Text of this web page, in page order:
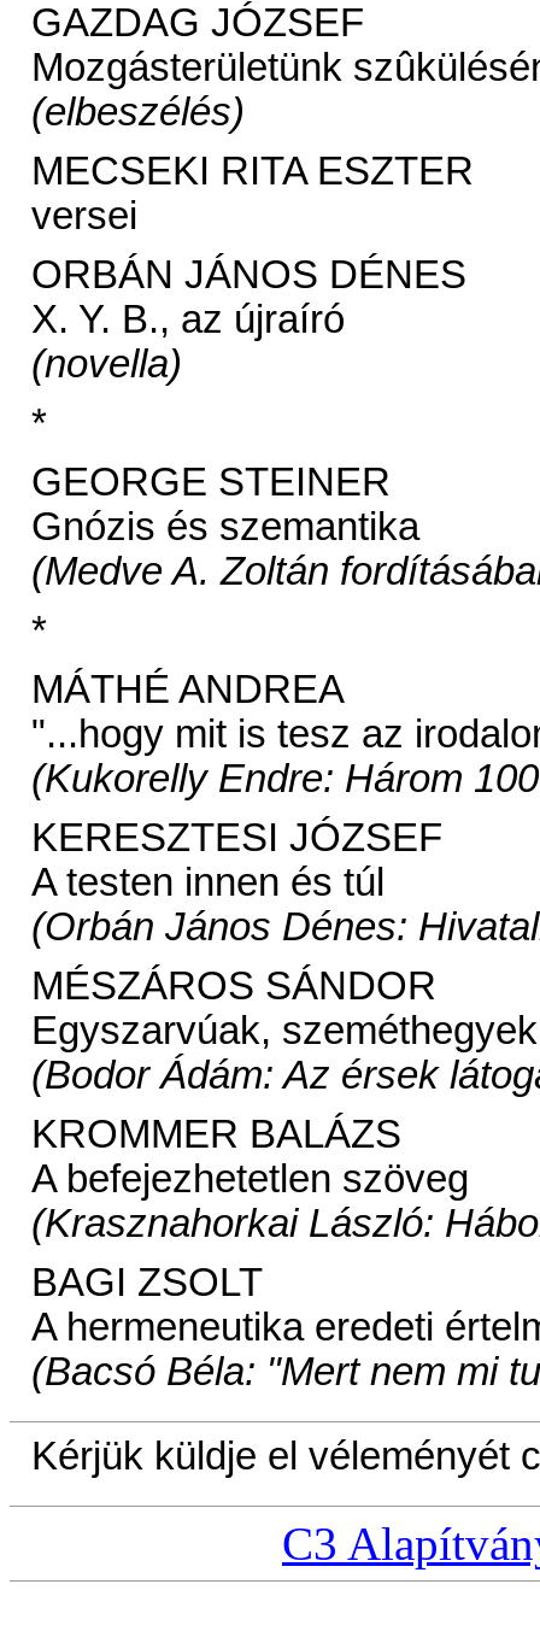
GAZDAG JÓZSEF
Mozgásterületünk
(elbeszélés)
MECSEKI RITA ESZTER
versei
ORBÁN JÁNOS DÉNES
X. Y. B., az újraíró
(novella)
*
GEORGE STEINER
Gnózis és szemantika
(Medve A. Zoltán
*
MÁTHÉ ANDREA
"...hogy mit is tesz az
(Kukorelly Endre: Három
KERESZTESI JÓZSEF
A testen innen és túl
(Orbán János Dénes:
MÉSZÁROS SÁNDOR
Egyszarvúak,
(Bodor Ádám: Az érsek
KROMMER BALÁZS
A befejezhetetlen szöveg
(Krasznahorkai László:
BAGI ZSOLT
A hermeneutika eredeti
(Bacsó Béla: "Mert nem mi
Kérjük küldje el véleményét
C3